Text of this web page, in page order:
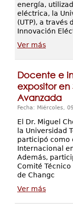
energía,
eléctrica, la
(UTP), a través
Innovación
Ver más
Docente e
expositor en
Avanzada
Fecha: Miércoles,
El Dr. Miguel
la Universidad
participó como
Internacional
Además,
Comité
de Changc
Ver más